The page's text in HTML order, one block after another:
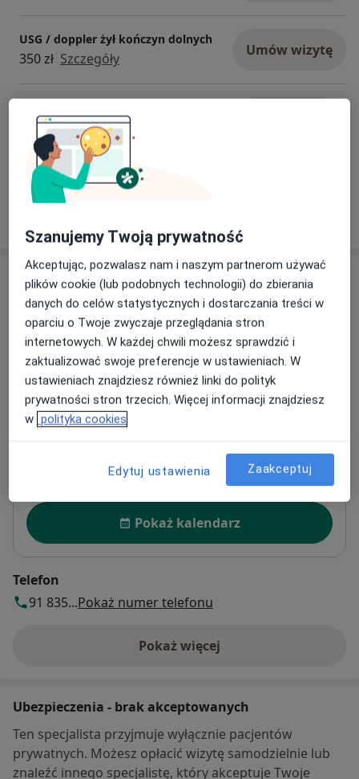
USG / doppler żył kończyn dolnych
350 zł Szczegóły Umów wizytę
260 zł Szczegóły
+ 12 usług
Adresy (2)
Adres 1 Adres 2
Przychodnia Specjalistyczna WN Medica
aleja Powstańców Wielkopolskich 78/u3,70-110
Szczecin
Powiększ mapęotwiera się w nowej karcie
Dostępność
Pokaż kalendarz
Telefon
91 835...Pokaż numer telefonu
Pokaż więcej
o adresie
Ubezpieczenia - brak akceptowanych
Ten specjalista przyjmuje wyłącznie pacjentów
prywatnych. Możesz opłacić wizytę samodzielnie lub
znaleźć innego specjalistę, który akceptuje Twoje
Szanujemy Twoją prywatność
Akceptując, pozwalasz nam i naszym partnerom używać
plików cookie (lub podobnych technologii) do zbierania
danych do celów statystycznych i dostarczania treści w
oparciu o Twoje zwyczaje przeglądania stron
internetowych. W każdej chwili możesz sprawdzić i
zaktualizować swoje preferencje w ustawieniach. W
ustawieniach znajdziesz również linki do polityk
prywatności stron trzecich. Więcej informacji znajdziesz
w polityka cookies
Edytuj ustawienia Zaakceptuj